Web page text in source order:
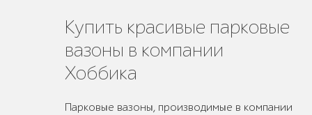
Купить красивые парковые
вазоны в компании
Хоббика
Парковые вазоны, производимые в компании